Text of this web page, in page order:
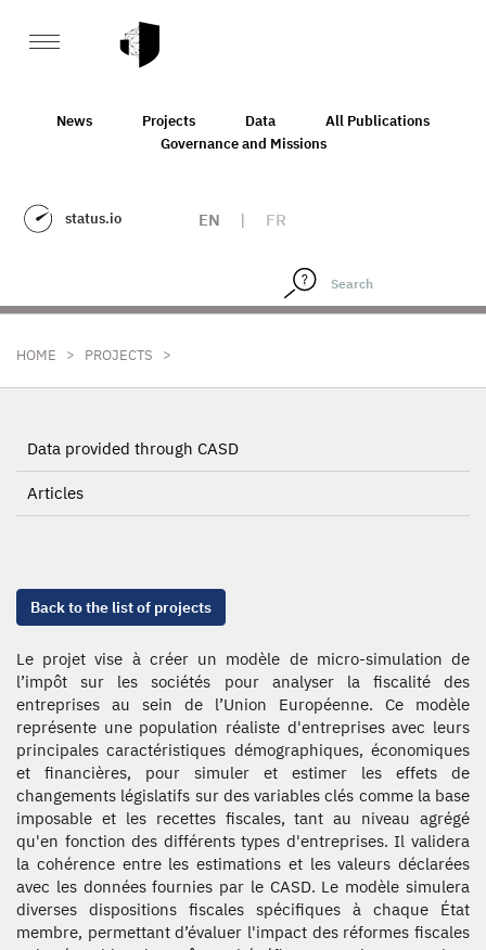
News Projects Data
All Publications
Governance and Missions
status.io EN | FR
HOME > PROJECTS >
Data provided through CASD
Articles
Back to the list of projects
Le projet vise à créer un modèle de micro-simulation de
l’impôt sur les sociétés pour analyser la fiscalité des
entreprises au sein de l’Union Européenne. Ce modèle
représente une population réaliste d'entreprises avec leurs
principales caractéristiques démographiques, économiques
et financières, pour simuler et estimer les effets de
changements législatifs sur des variables clés comme la base
imposable et les recettes fiscales, tant au niveau agrégé
qu'en fonction des différents types d'entreprises. Il validera
la cohérence entre les estimations et les valeurs déclarées
avec les données fournies par le CASD. Le modèle simulera
diverses dispositions fiscales spécifiques à chaque État
membre, permettant d’évaluer l'impact des réformes fiscales